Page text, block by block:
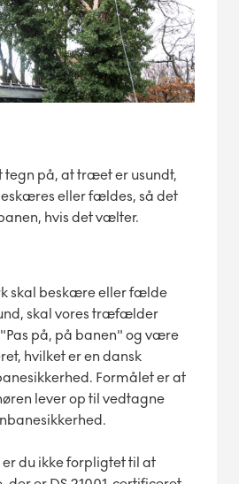
tegn på, at træet er usundt,
eller fældes, så det
hvis det vælter.
skal beskære eller fælde
skal vores træfælder
på, på banen" og være
hvilket er en dansk
Formålet er at
lever op til vedtagne
du ikke forpligtet til at